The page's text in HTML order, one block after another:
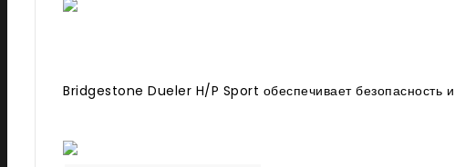
Bridgestone Dueler H/P Sport обеспечивает безопасность